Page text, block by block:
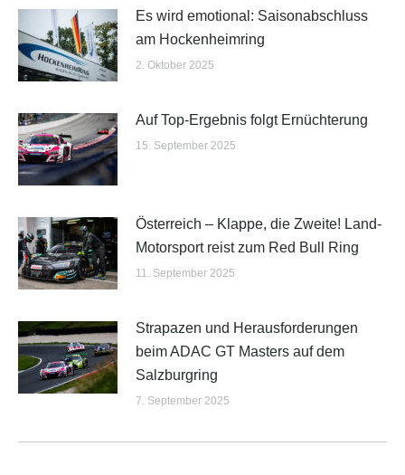
Es wird emotional: Saisonabschluss
am Hockenheimring
2. Oktober 2025
Auf Top-Ergebnis folgt Ernüchterung
15. September 2025
Österreich – Klappe, die Zweite! Land-
Motorsport reist zum Red Bull Ring
11. September 2025
Strapazen und Herausforderungen
beim ADAC GT Masters auf dem
Salzburgring
7. September 2025